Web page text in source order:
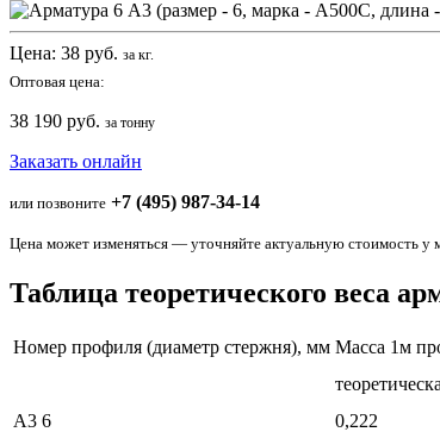
Цена: 38 руб. за кг.
Оптовая цена:
38 190 руб. за тонну
Заказать онлайн
или позвоните +7 (495) 987-34-14
Цена может изменяться — уточняйте актуальную стоимость у
Таблица теоретического веса
Номер профиля (диаметр стержня), мм Масса 1м
А3 6
0,222